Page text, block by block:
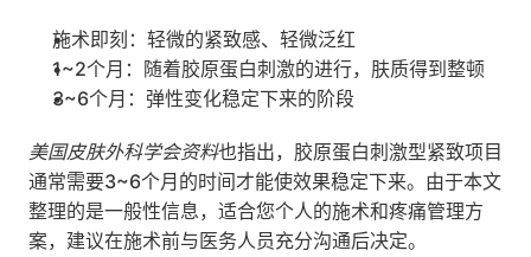
施术即刻：轻微的紧致感、轻微泛红
1~2个月：随着胶原蛋白刺激的进行，肤质得到整顿
3~6个月：弹性变化稳定下来的阶段
美国皮肤外科学会资料也指出，胶原蛋白刺激型紧致项目
通常需要3~6个月的时间才能使效果稳定下来。由于本文
整理的是一般性信息，适合您个人的施术和疼痛管理方
案，建议在施术前与医务人员充分沟通后决定。